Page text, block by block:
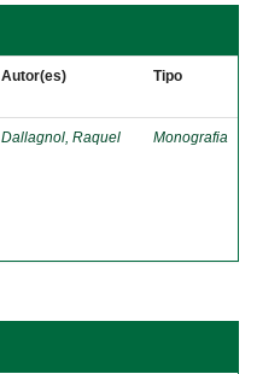
Autor(es) Tipo
Dallagnol, Raquel Monografia